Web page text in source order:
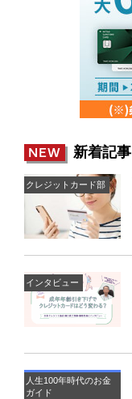
NEW 新着記事
クレジットカード部
インタビュー
人生100年時代のお金
ガイド